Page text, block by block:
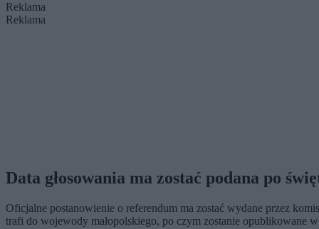
Reklama
Reklama
Data głosowania ma zostać podana po
Oficjalne postanowienie o referendum ma zostać wydane przez
trafi do wojewody małopolskiego, po czym zostanie opublikowane